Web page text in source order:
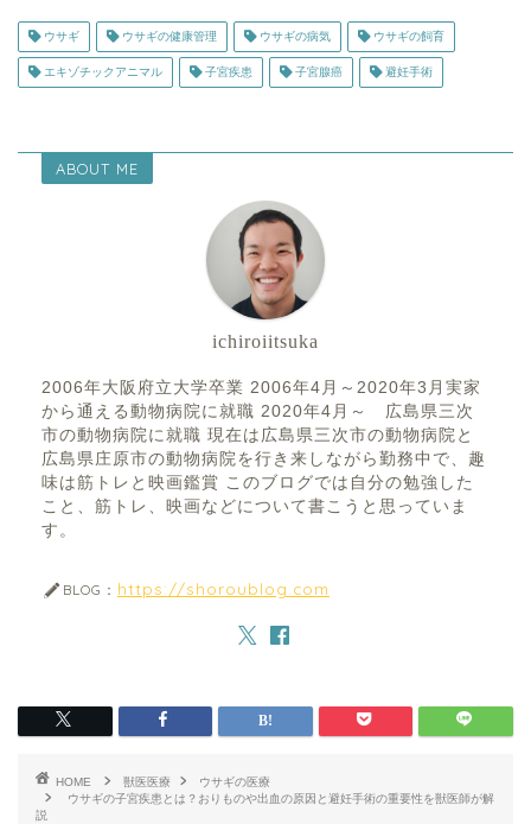
ウサギ ウサギの健康管理 ウサギの病気 ウサギの飼育
エキゾチックアニマル 子宮疾患 子宮腺癌 避妊手術
ABOUT ME
ichiroiitsuka
2006年大阪府立大学卒業 2006年4月～2020年3月実家
から通える動物病院に就職 2020年4月～ 広島県三次
市の動物病院に就職 現在は広島県三次市の動物病院と
広島県庄原市の動物病院を行き来しながら勤務中で、趣
味は筋トレと映画鑑賞 このブログでは自分の勉強した
こと、筋トレ、映画などについて書こうと思っていま
す。
BLOG： https://shoroublog.com
HOME 獣医医療
ウサギの医療
ウサギの子宮疾患とは？おりものや出血の原因と避妊手術の重要性を獣医師が解
説